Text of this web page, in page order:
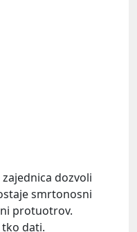
dozvoli
smrtonosni
protuotrov.
dati.